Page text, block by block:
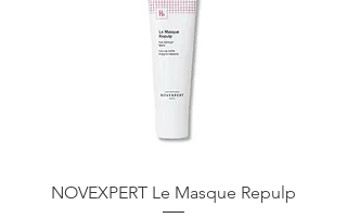
NOVEXPERT Le Masque Repulp